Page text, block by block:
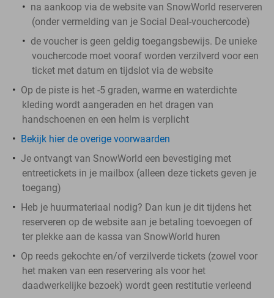
na aankoop via de website van SnowWorld reserveren
(onder vermelding van je Social Deal-vouchercode)
de voucher is geen geldig toegangsbewijs. De unieke
vouchercode moet vooraf worden verzilverd voor een
ticket met datum en tijdslot via de website
Op de piste is het -5 graden, warme en waterdichte
kleding wordt aangeraden en het dragen van
handschoenen en een helm is verplicht
Bekijk hier de overige voorwaarden
Je ontvangt van SnowWorld een bevestiging met
entreetickets in je mailbox (alleen deze tickets geven je
toegang)
Heb je huurmateriaal nodig? Dan kun je dit tijdens het
reserveren op de website aan je betaling toevoegen of
ter plekke aan de kassa van SnowWorld huren
Op reeds gekochte en/of verzilverde tickets (zowel voor
het maken van een reservering als voor het
daadwerkelijke bezoek) wordt geen restitutie verleend